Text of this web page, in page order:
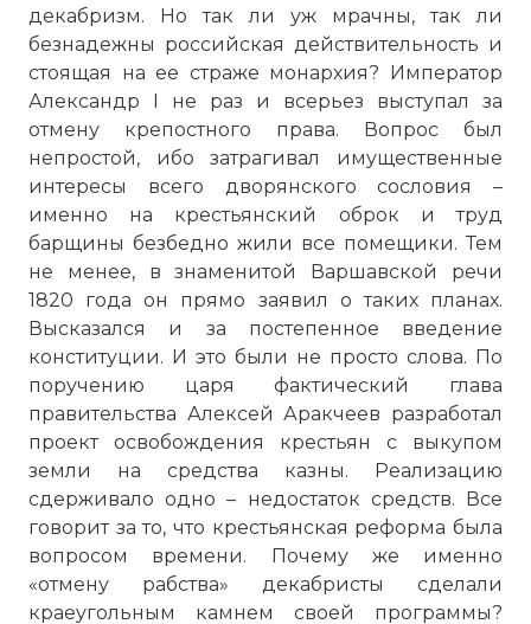
декабризм. Но так ли уж мрачны, так ли
безнадежны российская действительность и
стоящая на ее страже монархия? Император
Александр I не раз и всерьез выступал за
отмену крепостного права. Вопрос был
непростой, ибо затрагивал имущественные
интересы всего дворянского сословия –
именно на крестьянский оброк и труд
барщины безбедно жили все помещики. Тем
не менее, в знаменитой Варшавской речи
1820 года он прямо заявил о таких планах.
Высказался и за постепенное введение
конституции. И это были не просто слова. По
поручению царя фактический глава
правительства Алексей Аракчеев разработал
проект освобождения крестьян с выкупом
земли на средства казны. Реализацию
сдерживало одно – недостаток средств. Все
говорит за то, что крестьянская реформа была
вопросом времени. Почему же именно
«отмену рабства» декабристы сделали
краеугольным камнем своей программы?